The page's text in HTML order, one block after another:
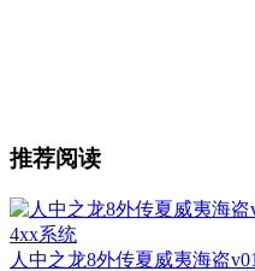
推荐阅读
人中之龙8外传夏威夷海盗